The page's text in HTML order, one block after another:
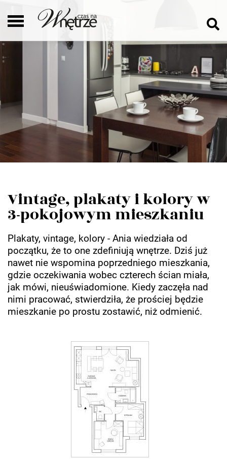
Vintage, plakaty i kolory w
3-pokojowym mieszkaniu
Plakaty, vintage, kolory - Ania wiedziała od
początku, że to one zdefiniują wnętrze. Dziś już
nawet nie wspomina poprzedniego mieszkania,
gdzie oczekiwania wobec czterech ścian miała,
jak mówi, nieuświadomione. Kiedy zaczęła nad
nimi pracować, stwierdziła, że prościej będzie
mieszkanie po prostu zostawić, niż odmienić.